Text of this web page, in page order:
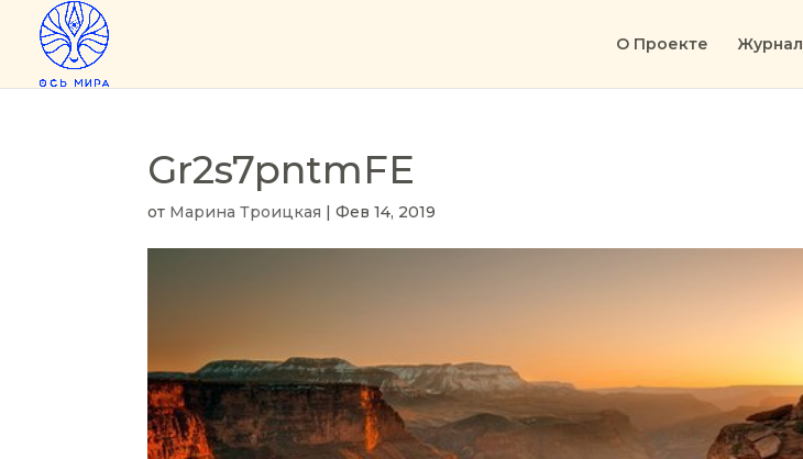
О Проекте Журнал
Gr2s7pntmFE
от Марина Троицкая |Фев 14, 2019